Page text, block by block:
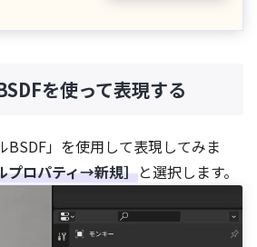
を使って表現する
BSDF」を使用して表現してみま
プロパティ→新規］と選択します。